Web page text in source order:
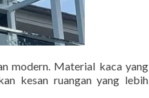
modern. Material kaca yang
kesan ruangan yang lebih